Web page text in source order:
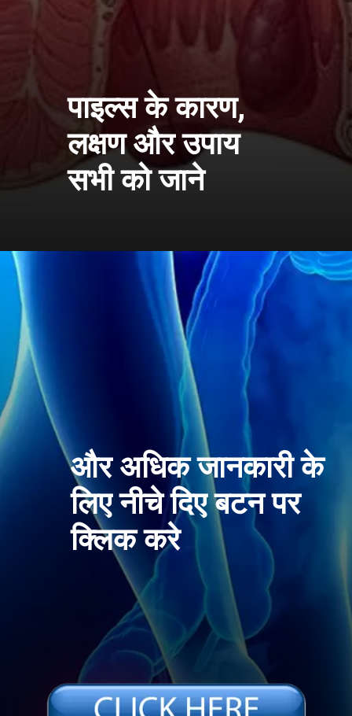
पाइल्स के कारण,
लक्षण और उपाय
सभी को जाने
और अधिक जानकारी के
लिए नीचे दिए बटन पर
क्लिक करे